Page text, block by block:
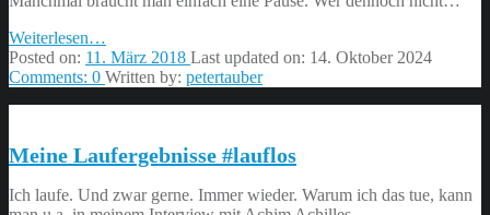
Weiterlesen
laufen,
viele
…
Posted on: 11. März 2018 Last updated on: 14. Oktober 2024
Comments: 0 Written by: petertauber
Meine Laufergebnisse #lauflos
Ich laufe. Und zwar gerne. Immer wieder. Warum ich das tue, kann